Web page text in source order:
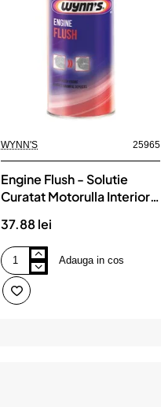
WYNN'S 25965
Engine Flush - Solutie
Curatat Motorulla Interior
37.88 lei
Engine
Flush
-
Solutie
Adauga in cos